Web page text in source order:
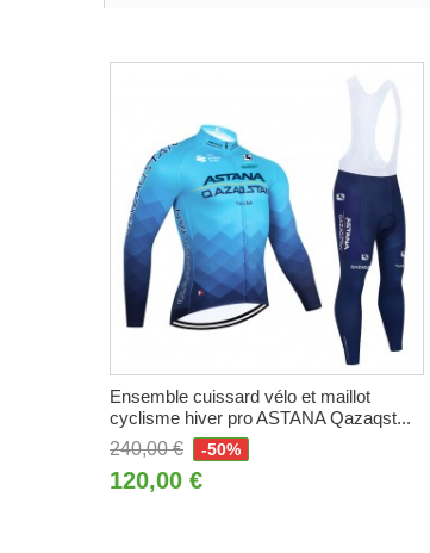
Ensemble cuissard vélo et maillot
cyclisme hiver pro ASTANA Qazaqst...
240,00 €
-50%
120,00 €